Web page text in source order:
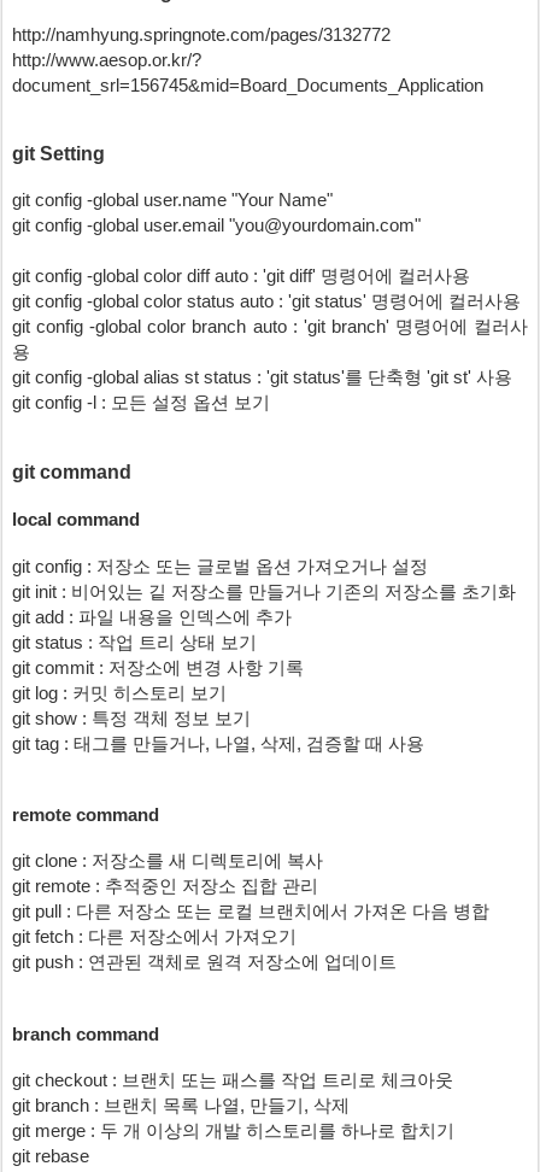
http://namhyung.springnote.com/pages/3132772
http://www.aesop.or.kr/?
document_srl=156745&mid=Board_Documents_Application
git Setting
git config -global user.name "Your Name"
git config -global user.email "you@yourdomain.com"
git config -global color diff auto : 'git diff' 명령어에 컬러사용
git config -global color status auto : 'git status' 명령어에 컬러사용
git config -global color branch auto : 'git branch' 명령어에 컬러사
용
git config -global alias st status : 'git status'를 단축형 'git st' 사용
git config -l : 모든 설정 옵션 보기
git command
local command
git config : 저장소 또는 글로벌 옵션 가져오거나 설정
git init : 비어있는 깉 저장소를 만들거나 기존의 저장소를 초기화
git add : 파일 내용을 인덱스에 추가
git status : 작업 트리 상태 보기
git commit : 저장소에 변경 사항 기록
git log : 커밋 히스토리 보기
git show : 특정 객체 정보 보기
git tag : 태그를 만들거나, 나열, 삭제, 검증할 때 사용
remote command
git clone : 저장소를 새 디렉토리에 복사
git remote : 추적중인 저장소 집합 관리
git pull : 다른 저장소 또는 로컬 브랜치에서 가져온 다음 병합
git fetch : 다른 저장소에서 가져오기
git push : 연관된 객체로 원격 저장소에 업데이트
branch command
git checkout : 브랜치 또는 패스를 작업 트리로 체크아웃
git branch : 브랜치 목록 나열, 만들기, 삭제
git merge : 두 개 이상의 개발 히스토리를 하나로 합치기
git rebase